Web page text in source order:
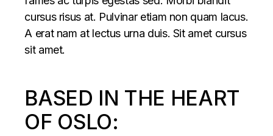
cursus risus at. Pulvinar etiam non quam lacus.
A erat nam at lectus urna duis. Sit amet cursus
sit amet.
BASED IN THE HEART
OF OSLO: